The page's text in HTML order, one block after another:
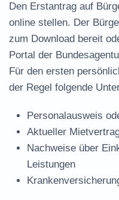
Den Erstantrag auf
online stellen. Der
zum Download bereit
Portal der
Für den ersten
der Regel folgende
Personalausweis
Aktueller
Nachweise über
Leistungen